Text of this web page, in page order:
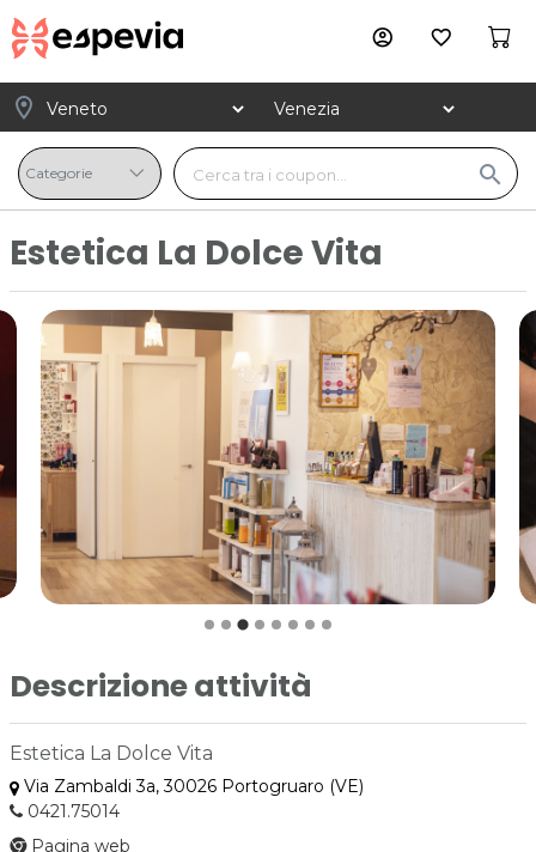
search
account_circle favorite_border
location_on
Estetica La Dolce Vita
Descrizione attività
Estetica La Dolce Vita
Via Zambaldi 3a, 30026 Portogruaro (VE)
0421.75014
Pagina web